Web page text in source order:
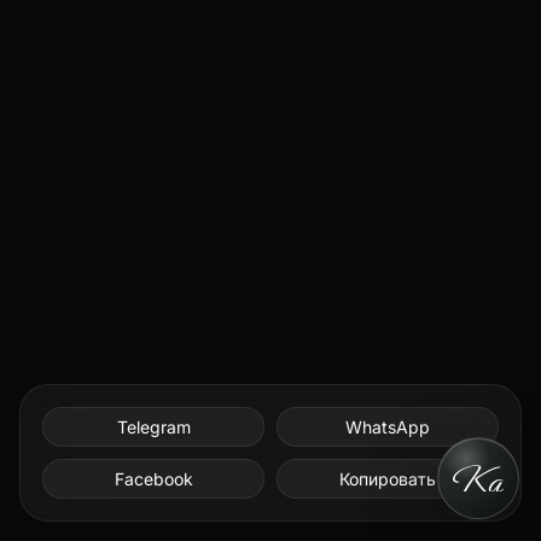
Telegram WhatsApp
Facebook Копировать